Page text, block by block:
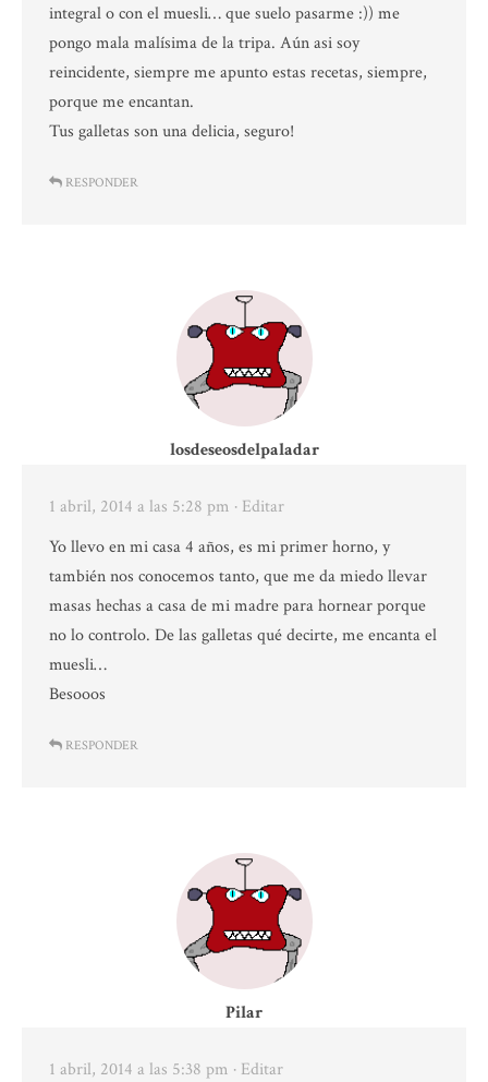
integral o con el muesli… que suelo pasarme :)) me
pongo mala malísima de la tripa. Aún asi soy
reincidente, siempre me apunto estas recetas, siempre,
porque me encantan.
Tus galletas son una delicia, seguro!
RESPONDER
losdeseosdelpaladar
1 abril, 2014 a las 5:28 pm · Editar
Yo llevo en mi casa 4 años, es mi primer horno, y
también nos conocemos tanto, que me da miedo llevar
masas hechas a casa de mi madre para hornear porque
no lo controlo. De las galletas qué decirte, me encanta el
muesli…
Besooos
RESPONDER
Pilar
1 abril, 2014 a las 5:38 pm · Editar